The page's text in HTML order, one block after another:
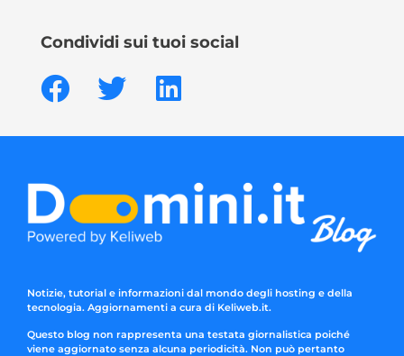
Condividi sui tuoi social
Notizie, tutorial e informazioni dal mondo degli hosting e della
tecnologia. Aggiornamenti a cura di Keliweb.it.
Questo blog non rappresenta una testata giornalistica poiché
viene aggiornato senza alcuna periodicità. Non può pertanto